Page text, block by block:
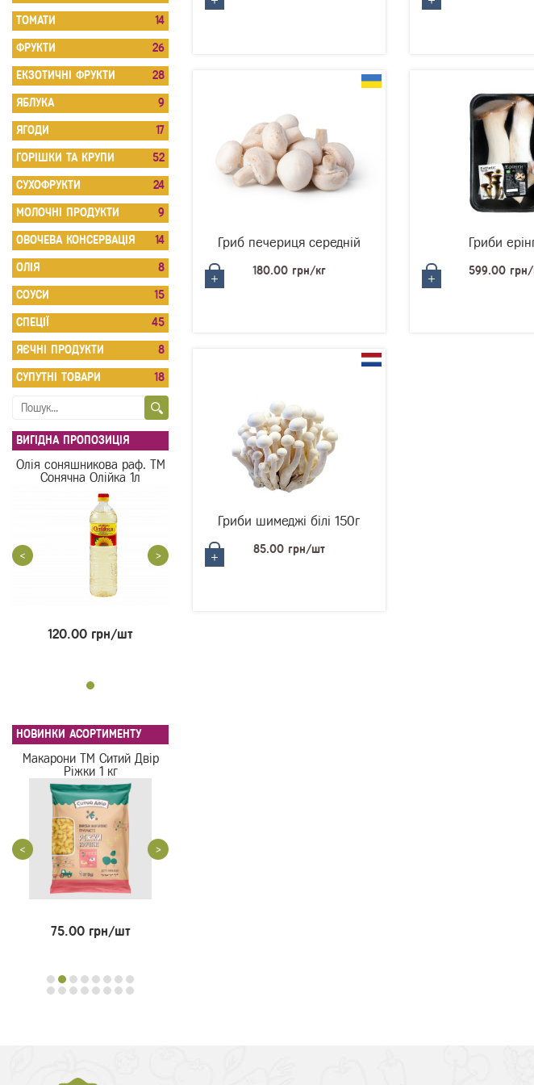
ТОМАТИ 14
ФРУКТИ 26
ЕКЗОТИЧНІ ФРУКТИ 28
ЯБЛУКА 9
ЯГОДИ 17
ГОРІШКИ ТА КРУПИ 52
СУХОФРУКТИ 24
МОЛОЧНІ ПРОДУКТИ 9
ОВОЧЕВА КОНСЕРВАЦІЯ 14
ОЛІЯ 8
СОУСИ 15
СПЕЦІЇ 45
ЯЄЧНІ ПРОДУКТИ 8
СУПУТНI ТОВАРИ 18
ВИГІДНА ПРОПОЗИЦІЯ
Олія соняшникова раф. ТМ
Сонячна Олійка 1л
120.00 грн/шт
< >
НОВИНКИ АСОРТИМЕНТУ
Макарони ТМ Ситий Двір
Ріжки 1 кг
75.00 грн/шт
< >
Гриб печериця середній
180.00 грн/кг
Гриби
599.00 грн/
Гриби шимеджі білі 150г
85.00 грн/шт